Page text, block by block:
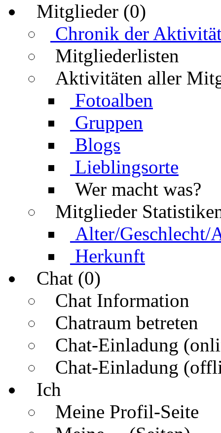
Mitglieder (0)
Chronik der
Mitgliederlisten
Aktivitäten aller
Fotoalben
Gruppen
Blogs
Lieblingsorte
Wer macht was?
Mitglieder
Alter/Geschlecht/
Herkunft
Chat (0)
Chat Information
Chatraum betreten
Chat-Einladung
Chat-Einladung
Ich
Meine Profil-Seite